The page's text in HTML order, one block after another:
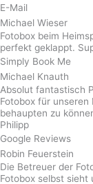
E-Mail
Michael Wieser
Fotobox beim
perfekt geklappt.
Simply Book Me
Michael Knauth
Absolut fantastisch
Fotobox für
behaupten zu
Philipp
Google Reviews
Robin Feuerstein
Die Betreuer der
Fotobox selbst